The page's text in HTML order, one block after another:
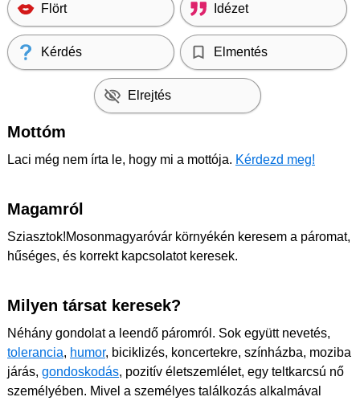
Flört Idézet
Kérdés Elmentés
Elrejtés
Mottóm
Laci még nem írta le, hogy mi a mottója. Kérdezd meg!
Magamról
Sziasztok!Mosonmagyaróvár környékén keresem a páromat,
hűséges, és korrekt kapcsolatot keresek.
Milyen társat keresek?
Néhány gondolat a leendő páromról. Sok együtt nevetés,
tolerancia, humor, biciklizés, koncertekre, színházba, moziba
járás, gondoskodás, pozitív életszemlélet, egy teltkarcsú nő
személyében. Mivel a személyes találkozás alkalmával